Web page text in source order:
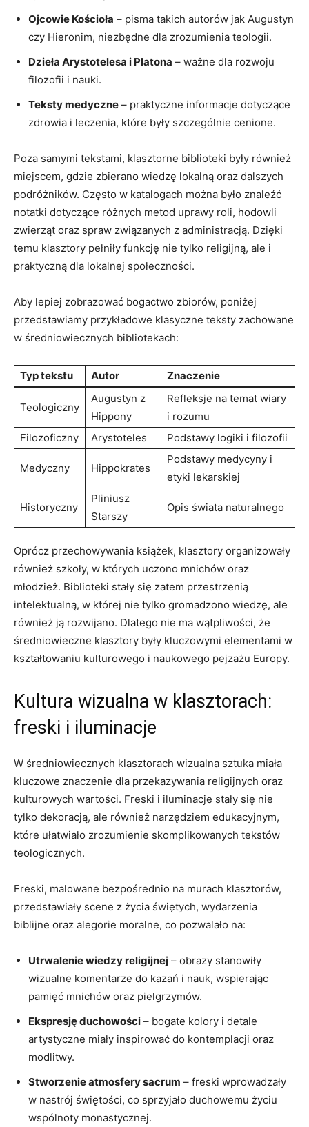
Ojcowie Kościoła – pisma takich autorów jak Augustyn
czy Hieronim, niezbędne dla zrozumienia teologii.
Dzieła Arystotelesa i Platona – ważne dla rozwoju
filozofii i nauki.
Teksty medyczne – praktyczne informacje dotyczące
zdrowia i leczenia, które były szczególnie cenione.
Poza samymi tekstami, klasztorne biblioteki były również
miejscem, gdzie zbierano wiedzę lokalną oraz dalszych
podróżników. Często w katalogach można było znaleźć
notatki dotyczące różnych metod uprawy roli, hodowli
zwierząt oraz spraw związanych z administracją. Dzięki
temu klasztory pełniły funkcję nie tylko religijną, ale i
praktyczną dla lokalnej społeczności.
Aby lepiej zobrazować bogactwo zbiorów, poniżej
przedstawiamy przykładowe klasyczne teksty zachowane
w średniowiecznych bibliotekach:
Typ tekstu Autor Znaczenie
Teologiczny
Augustyn z
Hippony
Refleksje na temat wiary
i rozumu
Filozoficzny
Arystoteles Podstawy logiki i filozofii
Medyczny Hippokrates
Podstawy medycyny i
etyki lekarskiej
Historyczny
Pliniusz
Starszy
Opis świata naturalnego
Oprócz przechowywania książek, klasztory organizowały
również szkoły, w których uczono mnichów oraz
młodzież. Biblioteki stały się zatem przestrzenią
intelektualną, w której nie tylko gromadzono wiedzę, ale
również ją rozwijano. Dlatego nie ma wątpliwości, że
średniowieczne klasztory były kluczowymi elementami w
kształtowaniu kulturowego i naukowego pejzażu Europy.
Kultura wizualna w klasztorach:
freski i iluminacje
W średniowiecznych klasztorach wizualna sztuka miała
kluczowe znaczenie dla przekazywania religijnych oraz
kulturowych wartości. Freski i iluminacje stały się nie
tylko dekoracją, ale również narzędziem edukacyjnym,
które ułatwiało zrozumienie skomplikowanych tekstów
teologicznych.
Freski, malowane bezpośrednio na murach klasztorów,
przedstawiały scene z życia świętych, wydarzenia
biblijne oraz alegorie moralne, co pozwalało na:
Utrwalenie wiedzy religijnej – obrazy stanowiły
wizualne komentarze do kazań i nauk, wspierając
pamięć mnichów oraz pielgrzymów.
Ekspresję duchowości – bogate kolory i detale
artystyczne miały inspirować do kontemplacji oraz
modlitwy.
Stworzenie atmosfery sacrum – freski wprowadzały
w nastrój świętości, co sprzyjało duchowemu życiu
wspólnoty monastycznej.